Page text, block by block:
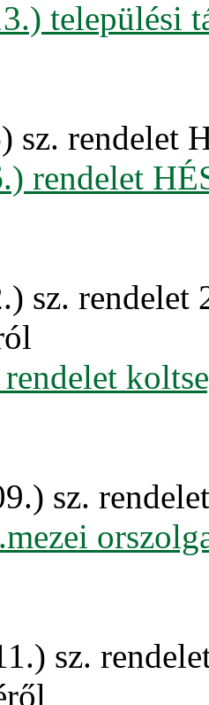
települési
sz. rendelet
rendelet
sz. rendelet
sz.
sz.